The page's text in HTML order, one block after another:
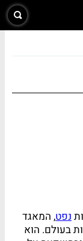
נפט, המאגד
בעולם. הוא